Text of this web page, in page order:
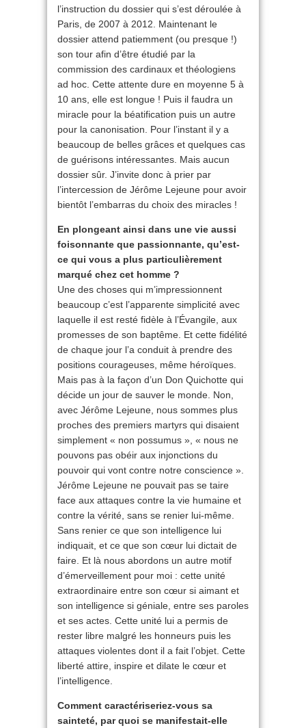
l’instruction du dossier qui s’est déroulée à
Paris, de 2007 à 2012. Maintenant le
dossier attend patiemment (ou presque !)
son tour afin d’être étudié par la
commission des cardinaux et théologiens
ad hoc. Cette attente dure en moyenne 5 à
10 ans, elle est longue ! Puis il faudra un
miracle pour la béatification puis un autre
pour la canonisation. Pour l’instant il y a
beaucoup de belles grâces et quelques cas
de guérisons intéressantes. Mais aucun
dossier sûr. J’invite donc à prier par
l’intercession de Jérôme Lejeune pour avoir
bientôt l’embarras du choix des miracles !
En plongeant ainsi dans une vie aussi
foisonnante que passionnante, qu’est-
ce qui vous a plus particulièrement
marqué chez cet homme ?
Une des choses qui m’impressionnent
beaucoup c’est l’apparente simplicité avec
laquelle il est resté fidèle à l’Évangile, aux
promesses de son baptême. Et cette fidélité
de chaque jour l’a conduit à prendre des
positions courageuses, même héroïques.
Mais pas à la façon d’un Don Quichotte qui
décide un jour de sauver le monde. Non,
avec Jérôme Lejeune, nous sommes plus
proches des premiers martyrs qui disaient
simplement « non possumus », « nous ne
pouvons pas obéir aux injonctions du
pouvoir qui vont contre notre conscience ».
Jérôme Lejeune ne pouvait pas se taire
face aux attaques contre la vie humaine et
contre la vérité, sans se renier lui-même.
Sans renier ce que son intelligence lui
indiquait, et ce que son cœur lui dictait de
faire. Et là nous abordons un autre motif
d’émerveillement pour moi : cette unité
extraordinaire entre son cœur si aimant et
son intelligence si géniale, entre ses paroles
et ses actes. Cette unité lui a permis de
rester libre malgré les honneurs puis les
attaques violentes dont il a fait l’objet. Cette
liberté attire, inspire et dilate le cœur et
l’intelligence.
Comment caractériseriez-vous sa
sainteté, par quoi se manifestait-elle